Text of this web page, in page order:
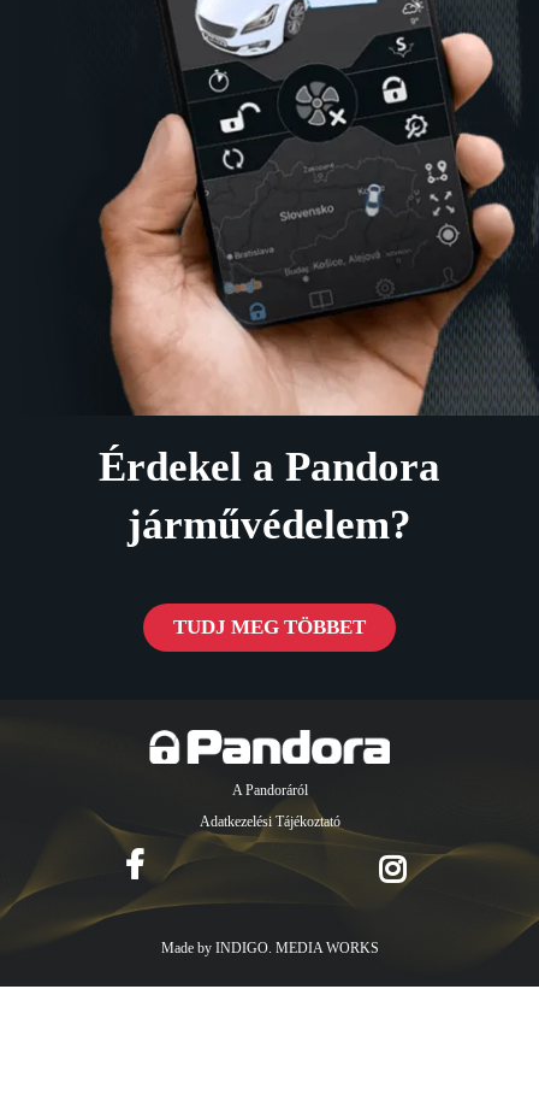
Érdekel a Pandora
járművédelem?
TUDJ MEG TÖBBET
A Pandoráról
Adatkezelési Tájékoztató
Made byINDIGO. MEDIA WORKS